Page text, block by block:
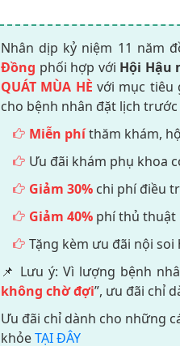
Nhân dịp kỷ niệm 11 năm
Đồng phối hợp với Hội Hậu
QUÁT MÙA HÈ với mục tiêu
cho bệnh nhân đặt lịch
Miễn phíthăm khám,
Ưu đãi khám phụ khoa
Giảm 30% chi phí điều
Giảm 40% phí thủ thuật
Tặng kèm ưu đãi nội
📌 Lưu ý: Vì lượng bệnh
không chờ đợi”, ưu đãi chỉ
Ưu đãi chỉ dành cho những
khỏeTẠI ĐÂY